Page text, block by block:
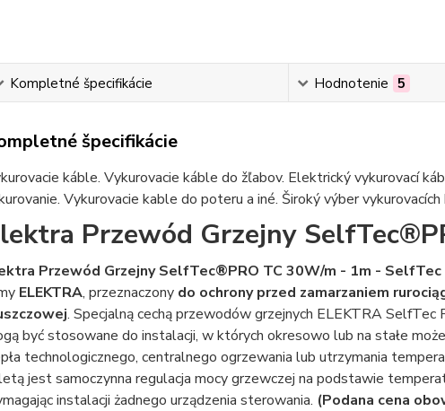
Kompletné špecifikácie Hodnotenie 5
špecifikácie
káble. Vykurovacie káble do žľabov. Elektrický vykurovací
Vykurovacie kable do poteru a iné. Široký výber
Przewód Grzejny
Przewód Grzejny SelfTec®PRO TC 30W/m - 1m - SelfTec
ELEKTRA, przeznaczony do ochrony przed zamarzaniem
. Specjalną cechą przewodów grzejnych ELEKTRA
być stosowane do instalacji, w których okresowo lub na stałe
technologicznego, centralnego ogrzewania lub utrzymania
jest samoczynna regulacja mocy grzewczej na podstawie
instalacji żadnego urządzenia sterowania. (Podana cena